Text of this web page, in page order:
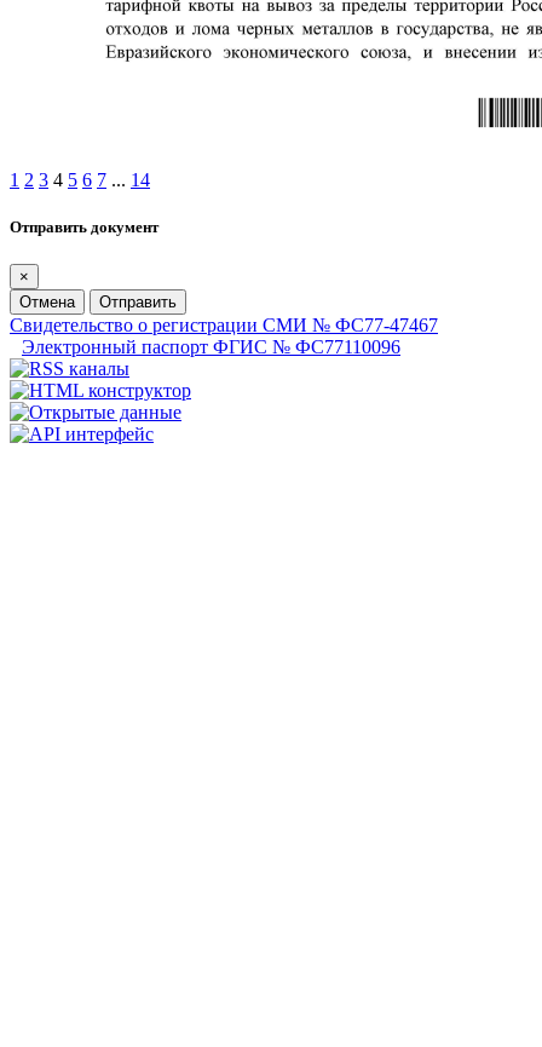
1 2 3 4 5 6 7 ... 14
Отправить документ
×
Отмена
Отправить
Свидетельство о регистрации СМИ № ФС77-47467
Электронный паспорт ФГИС № ФС77110096